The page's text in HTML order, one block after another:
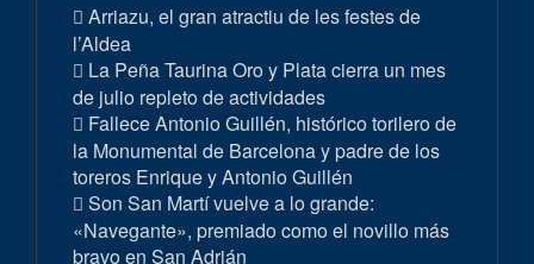
Arriazu, el gran atractiu de les festes de
l’Aldea
La Peña Taurina Oro y Plata cierra un mes
de julio repleto de actividades
Fallece Antonio Guillén, histórico torilero de
la Monumental de Barcelona y padre de los
toreros Enrique y Antonio Guillén
Son San Martí vuelve a lo grande:
«Navegante», premiado como el novillo más
bravo en San Adrián